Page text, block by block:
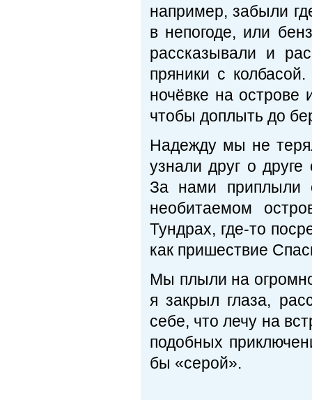
например, забыли
в непогоде, или
рассказывали и
пряники с
ночёвке на острове
чтобы доплыть до
Надежду мы не
узнали друг о
За нами приплыли
необитаемом
Тундрах, где-то
как пришествие
Мы плыли на
я закрыл глаза,
себе, что лечу на
подобных
бы «серой».